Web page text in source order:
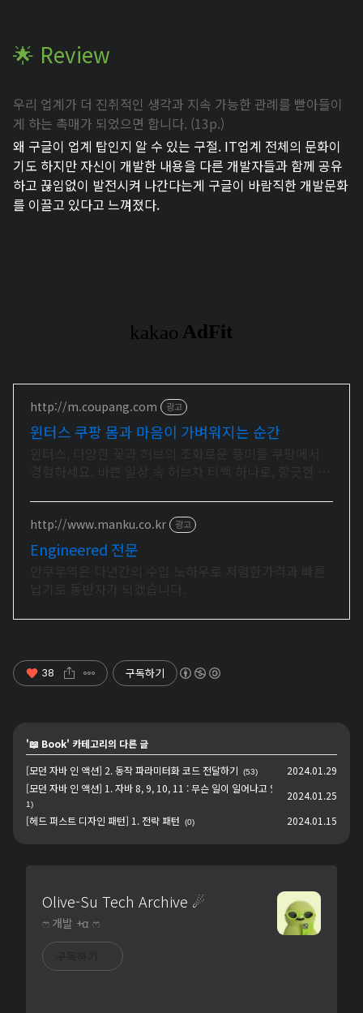
🌟 Review
우리 업계가 더 진취적인 생각과 지속 가능한 관례를 빧아들이
게 하는 촉매가 되었으면 합니다. (13p.)
왜 구글이 업계 탑인지 알 수 있는 구절. IT업계 전체의 문화이
기도 하지만 자신이 개발한 내용을 다른 개발자들과 함께 공유
하고 끊임없이 발전시켜 나간다는게 구글이 바람직한 개발문화
를 이끌고 있다고 느껴졌다.
http://m.coupang.com 광고
윈터스 쿠팡 몸과 마음이 가벼워지는 순간
http://www.manku.co.kr 광고
Engineered 전문
38 구독하기
'📖 Book' 카테고리의 다른 글
[모던 자바 인 액션] 2. 동작 파라미터화 코드 전달하기
(53)
2024.01.29
[모던 자바 인 액션] 1. 자바 8, 9, 10, 11 : 무슨 일이 일어나고 있는가?
1)
2024.01.25
[헤드 퍼스트 디자인 패턴] 1. 전략 패턴
(0) 2024.01.15
Olive-Su Tech Archive ☄︎
ෆ 개발 +α ෆ